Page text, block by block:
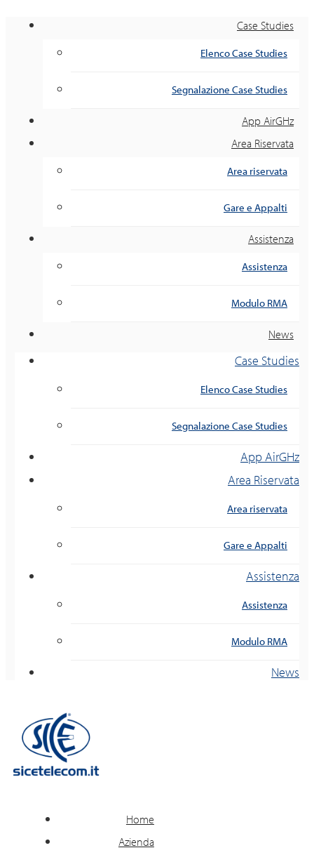
Case Studies
Elenco Case Studies
Segnalazione Case Studies
App AirGHz
Area Riservata
Area riservata
Gare e Appalti
Assistenza
Assistenza
Modulo RMA
News
Case Studies
Elenco Case Studies
Segnalazione Case Studies
App AirGHz
Area Riservata
Area riservata
Gare e Appalti
Assistenza
Assistenza
Modulo RMA
News
Home
Azienda